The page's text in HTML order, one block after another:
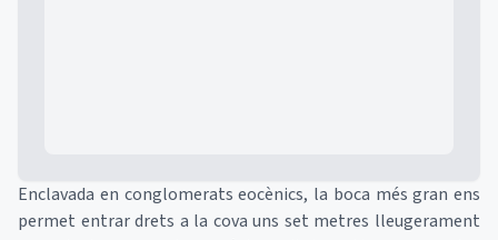
Enclavada en conglomerats eocènics, la boca més gran ens
permet entrar drets a la cova uns set metres lleugerament